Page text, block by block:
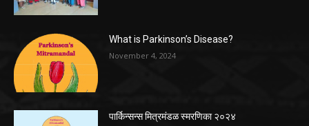
What is Parkinson’s Disease?
November 4, 2024
पार्किन्सन्स मित्रमंडळ स्मरणिका २०२४